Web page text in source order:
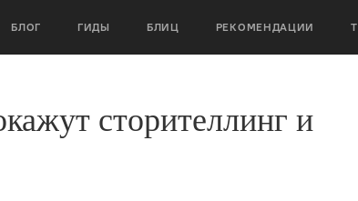
БЛОГ ГИДЫ БЛИЦ РЕКОМЕНДАЦИИ
сторителлинг и